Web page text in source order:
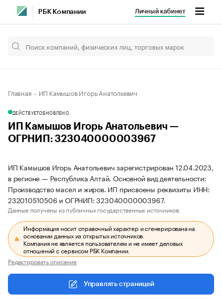
РБК Компании Личный кабинет
Главная ИП Камышов Игорь Анатольевич
ДЕЙСТВУЕТОБНОВЛЕНО
ИП Камышов Игорь Анатольевич —
ОГРНИП: 323040000003967
ИП Камышов Игорь Анатольевич зарегистрирован 12.04.2023,
в регионе — Республика Алтай. Основной вид деятельности:
Производство масел и жиров. ИП присвоены реквизиты ИНН:
232010510506 и ОГРНИП: 323040000003967.
Данные получены из публичных государственных источников.
Информация носит справочный характер и сгенерирована на
основании данных из открытых источников.
Компания не является пользователем и не имеет деловых
отношений с сервисом РБК Компании.
Редактировать описание
Управлять страницей